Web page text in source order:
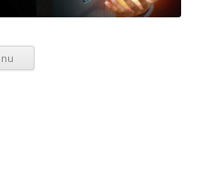
Skip to content